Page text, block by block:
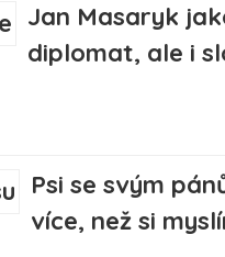
Jan Masaryk
diplomat, ale i
Psi se svým
více, než si